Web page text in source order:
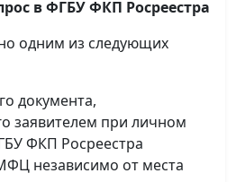
в ФГБУ ФКП Росреестра
одним из следующих
документа,
заявителем при личном
ФКП Росреестра
независимо от места